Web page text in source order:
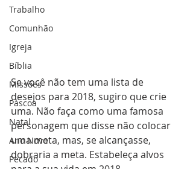
Trabalho
Comunhão
Igreja
Bíblia
Missões
Páscoa
Natal
Ano Novo
Pecado
Se você não tem uma lista de
desejos para 2018, sugiro que crie
uma. Não faça como uma famosa
personagem que disse não colocar
uma meta, mas, se alcançasse,
dobraria a meta. Estabeleça alvos